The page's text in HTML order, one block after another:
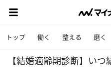
トップ 働く 整える 磨く
【結婚適齢期診断】い